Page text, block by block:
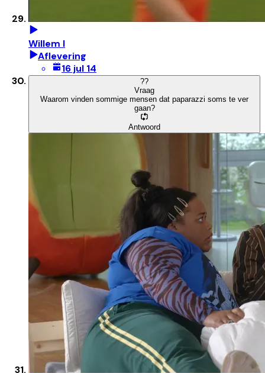
Willem I
Aflevering
16 jul 14
??
Vraag
Waarom vinden sommige mensen dat paparazzi soms te ver
gaan?
Antwoord